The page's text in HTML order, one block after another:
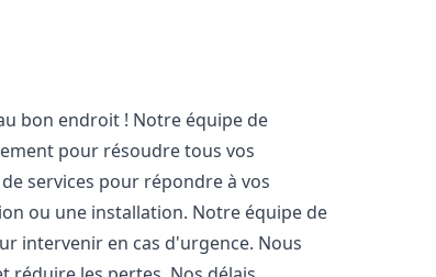
bon endroit ! Notre équipe de
pour résoudre tous vos
services pour répondre à vos
ou une installation. Notre équipe de
intervenir en cas d'urgence. Nous